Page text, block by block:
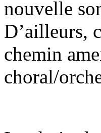
nouvelle
D’ailleurs,
chemin
choral/